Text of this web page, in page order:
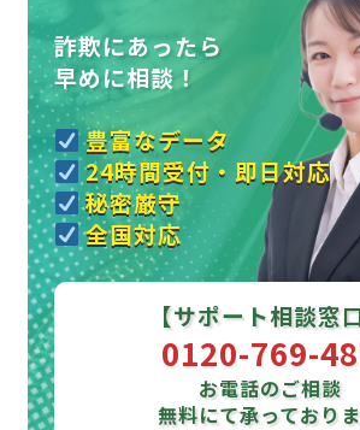
詐欺にあったら
早めに相談！
豊富なデータ
24時間受付・即日対応
秘密厳守
全国対応
【サポート相談窓
0120-769-
お電話のご相談
無料にて承っており